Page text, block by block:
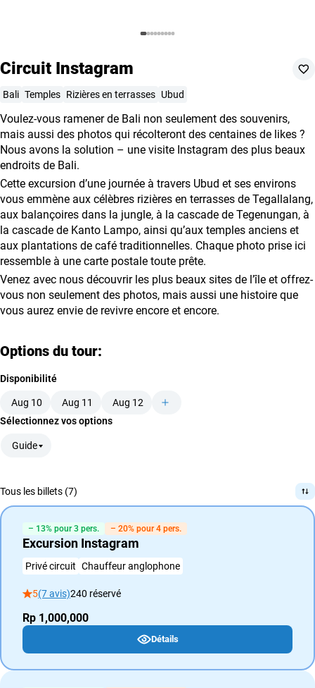
agences
de
Conditions
générales
Circuit Instagram
Bali Temples Rizières en terrasses Ubud
Voulez-vous ramener de Bali non seulement des souvenirs,
mais aussi des photos qui récolteront des centaines de likes ?
Nous avons la solution – une visite Instagram des plus beaux
endroits de Bali.
Cette excursion d’une journée à travers Ubud et ses environs
vous emmène aux célèbres rizières en terrasses de Tegallalang,
aux balançoires dans la jungle, à la cascade de Tegenungan, à
la cascade de Kanto Lampo, ainsi qu’aux temples anciens et
aux plantations de café traditionnelles. Chaque photo prise ici
ressemble à une carte postale toute prête.
Venez avec nous découvrir les plus beaux sites de l’île et offrez-
vous non seulement des photos, mais aussi une histoire que
vous aurez envie de revivre encore et encore.
Options du tour:
Disponibilité
Aug 10 Aug 11
Aug 12
Sélectionnez vos options
Guide
Tous les billets (7)
– 13% pour 3 pers. – 20% pour 4 pers.
Excursion Instagram
Privé circuit Chauffeur anglophone
5(7 avis)240 réservé
Rp 1,000,000
Détails